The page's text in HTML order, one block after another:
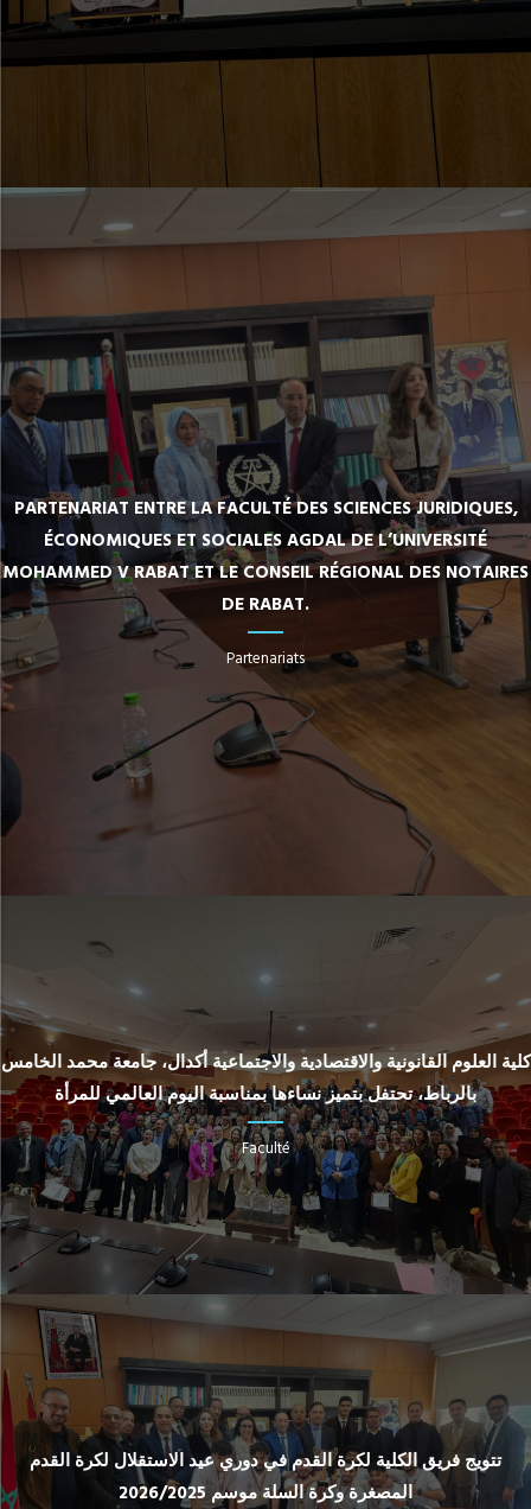
PARTENARIAT ENTRE LA FACULTÉ DES SCIENCES JURIDIQUES,
ÉCONOMIQUES ET SOCIALES AGDAL DE L’UNIVERSITÉ
MOHAMMED V RABAT ET LE CONSEIL RÉGIONAL DES NOTAIRES
DE RABAT.
Partenariats
كلية العلوم القانونية والاقتصادية والاجتماعية أكدال، جامعة محمد الخامس
بالرباط، تحتفل بتميز نساءها بمناسبة اليوم العالمي للمرأة
Faculté
تتويج فريق الكلية لكرة القدم في دوري عيد الاستقلال لكرة القدم
المصغرة وكرة السلة موسم 2026/2025